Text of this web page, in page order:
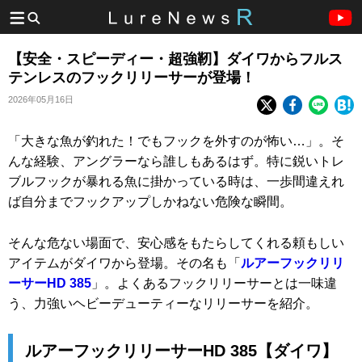
【安全・スピーディー・超強靭】ダイワからフルス
テンレスのフックリリーサーが登場！
2026年05月16日
「大きな魚が釣れた！でもフックを外すのが怖い…」。そ
んな経験、アングラーなら誰しもあるはず。特に鋭いトレ
ブルフックが暴れる魚に掛かっている時は、一歩間違えれ
ば自分までフックアップしかねない危険な瞬間。
そんな危ない場面で、安心感をもたらしてくれる頼もしい
アイテムがダイワから登場。その名も「 ルアーフックリリ
ーサーHD 385 」。よくあるフックリリーサーとは一味違
う、力強いヘビーデューティーなリリーサーを紹介。
ルアーフックリリーサーHD 385【ダイワ】